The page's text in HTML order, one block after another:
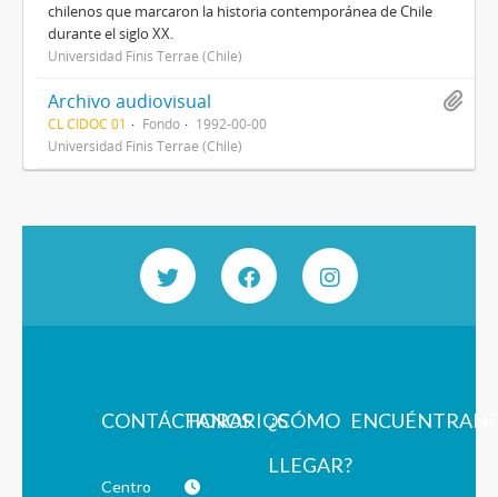
chilenos que marcaron la historia contemporánea de Chile
durante el siglo XX.
Universidad Finis Terrae (Chile)
Archivo audiovisual
CL CIDOC 01 Fondo
1992-00-00
Universidad Finis Terrae (Chile)
CONTÁCTANOS
Centro
HORARIOS¿CÓMO
LLEGAR?